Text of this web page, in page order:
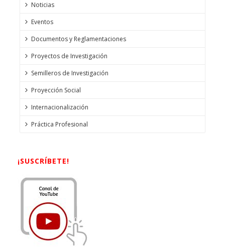
Noticias
Eventos
Documentos y Reglamentaciones
Proyectos de Investigación
Semilleros de Investigación
Proyección Social
Internacionalización
Práctica Profesional
¡SUSCRÍBETE!